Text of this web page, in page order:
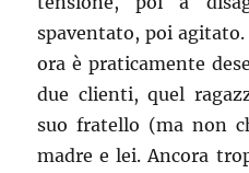
spaventato, poi
ora è praticamente
due clienti, quel
suo fratello (ma non
madre e lei. Ancora